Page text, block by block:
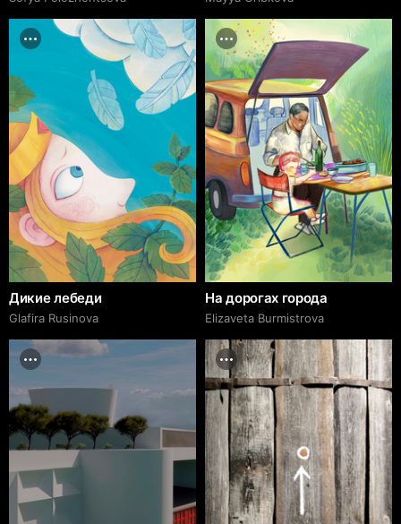
Дикие лебеди
Glafira Rusinova
На дорогах города
Elizaveta Burmistrova